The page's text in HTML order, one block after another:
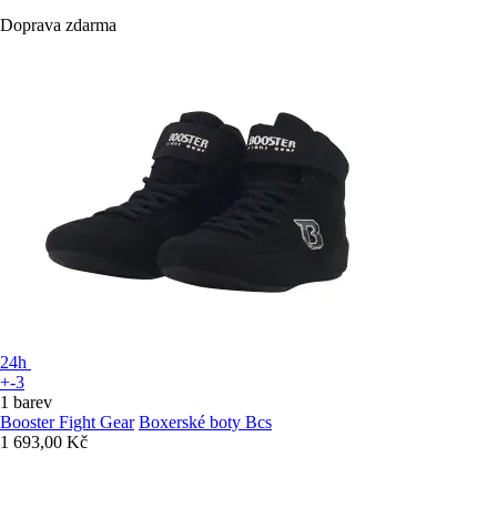
Doprava zdarma
24h
+-3
1 barev
Booster Fight Gear Boxerské boty Bcs
1 693,00 Kč